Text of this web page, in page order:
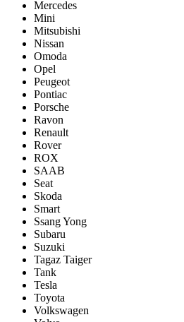
Mercedes
Mini
Mitsubishi
Nissan
Omoda
Opel
Peugeot
Pontiac
Porsсhe
Ravon
Renault
Rover
ROX
SAAB
Seat
Skoda
Smart
Ssang Yong
Subaru
Suzuki
Tagaz Taiger
Tank
Tesla
Toyota
Volkswagen